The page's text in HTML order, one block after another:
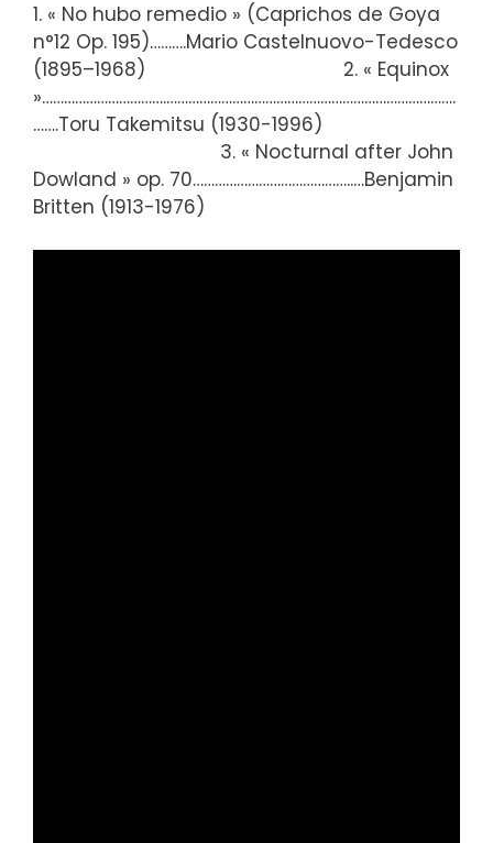
1. « No hubo remedio » (Caprichos de Goya
n°12 Op. 195)……….Mario Castelnuovo-Tedesco
(1895–1968) 2. « Equinox
»…………………………….…………………………………………………………………….
…….Toru Takemitsu (1930-1996)
3. « Nocturnal after John
Dowland » op. 70……………………………………..…Benjamin
Britten (1913-1976)